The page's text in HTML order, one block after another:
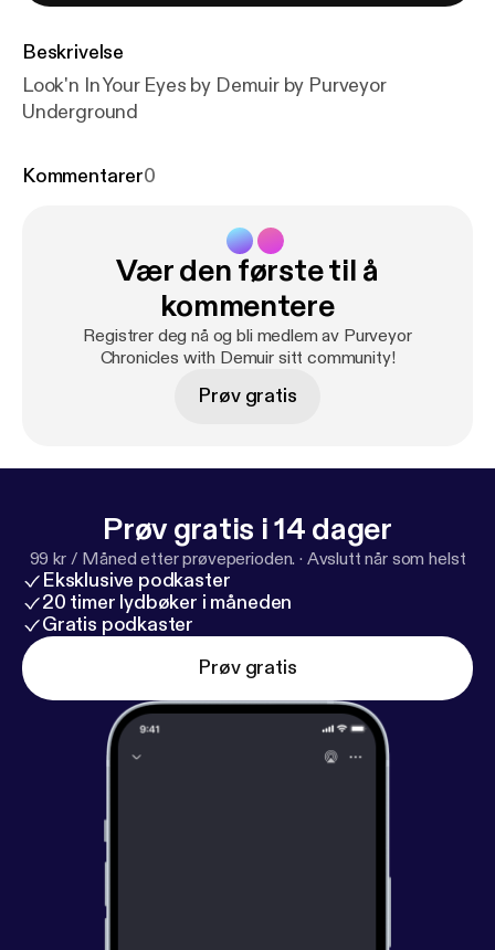
Beskrivelse
Look'n In Your Eyes by Demuir by Purveyor
Underground
Kommentarer0
Vær den første til å
kommentere
Registrer deg nå og bli medlem av Purveyor
Chronicles with Demuir sitt community!
Prøv gratis
Prøv gratis i 14 dager
99 kr / Måned etter prøveperioden. · Avslutt når som helst
Eksklusive podkaster
20 timer lydbøker i måneden
Gratis podkaster
Prøv gratis